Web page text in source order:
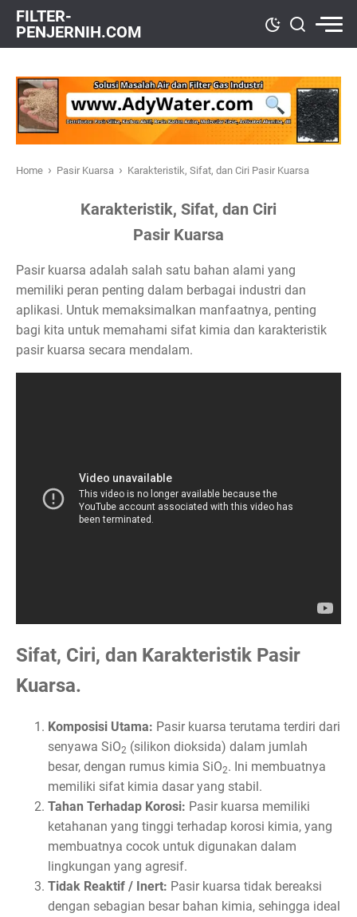
FILTER-
PENJERNIH.COM
Home › Pasir Kuarsa › Karakteristik, Sifat, dan Ciri Pasir Kuarsa
Karakteristik, Sifat, dan Ciri
Pasir Kuarsa
Pasir kuarsa adalah salah satu bahan alami yang
memiliki peran penting dalam berbagai industri dan
aplikasi. Untuk memaksimalkan manfaatnya, penting
bagi kita untuk memahami sifat kimia dan karakteristik
pasir kuarsa secara mendalam.
Sifat, Ciri, dan Karakteristik Pasir
Kuarsa.
Komposisi Utama: Pasir kuarsa terutama terdiri dari
senyawa SiO2 (silikon dioksida) dalam jumlah
besar, dengan rumus kimia SiO2. Ini membuatnya
memiliki sifat kimia dasar yang stabil.
Tahan Terhadap Korosi: Pasir kuarsa memiliki
ketahanan yang tinggi terhadap korosi kimia, yang
membuatnya cocok untuk digunakan dalam
lingkungan yang agresif.
Tidak Reaktif / Inert: Pasir kuarsa tidak bereaksi
dengan sebagian besar bahan kimia, sehingga ideal